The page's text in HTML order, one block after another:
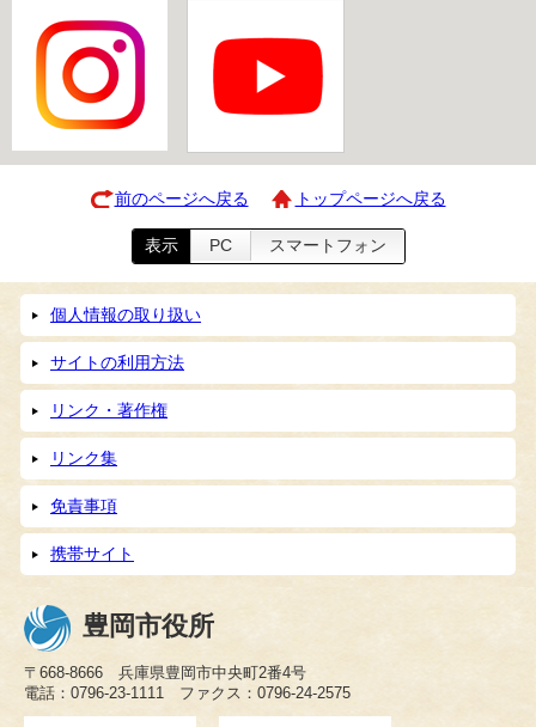
前のページへ戻る トップページへ戻る
表示 PC スマートフォン
個人情報の取り扱い
サイトの利用方法
リンク・著作権
リンク集
免責事項
携帯サイト
豊岡市役所
〒668-8666 兵庫県豊岡市中央町2番4号
電話：0796-23-1111 ファクス：0796-24-2575